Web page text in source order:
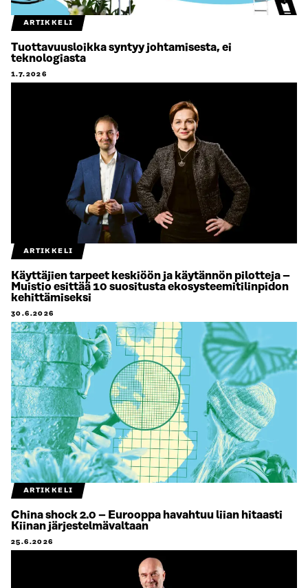
ARTIKKELI
Tuottavuusloikka syntyy johtamisesta, ei
teknologiasta
1.7.2026
ARTIKKELI
Käyttäjien tarpeet keskiöön ja käytännön pilotteja –
Muistio esittää 10 suositusta ekosysteemitilinpidon
kehittämiseksi
30.6.2026
ARTIKKELI
China shock 2.0 – Eurooppa havahtuu liian hitaasti
Kiinan järjestelmävaltaan
25.6.2026